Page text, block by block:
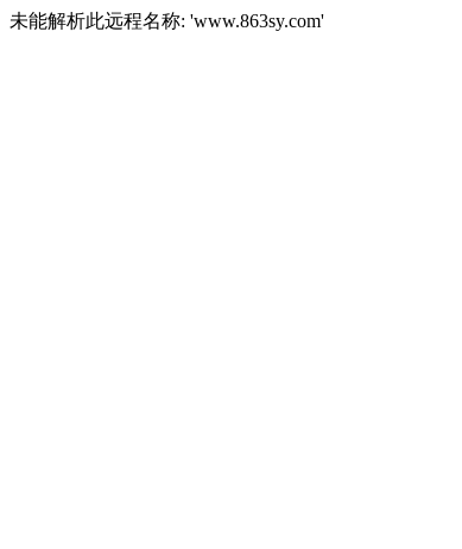
未能解析此远程名称: 'www.863sy.com'